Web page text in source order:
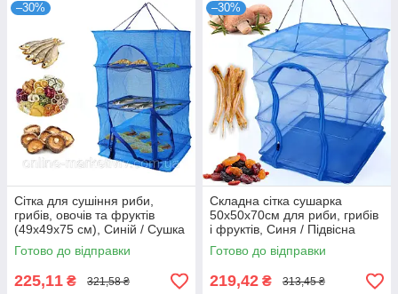
–30%
Сітка для сушіння риби,
грибів, овочів та фруктів
(49х49х75 см), Синій / Сушка
трьохярусна складна
Готово до відправки
225,11 ₴ 321,58 ₴
–30%
Складна сітка сушарка
50х50х70см для риби, грибів
і фруктів, Синя / Підвісна
сітка для сушіння фруктів
Готово до відправки
219,42 ₴ 313,45 ₴